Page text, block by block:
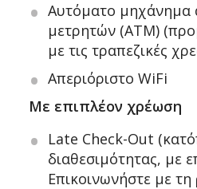
Αυτόματο μηχάνημα
μετρητών (ΑΤΜ)
με τις τραπεζικές
Απεριόριστο WiFi
Με επιπλέον χρέωση
Late Check-Out
διαθεσιμότητας, με
Επικοινωνήστε με τη